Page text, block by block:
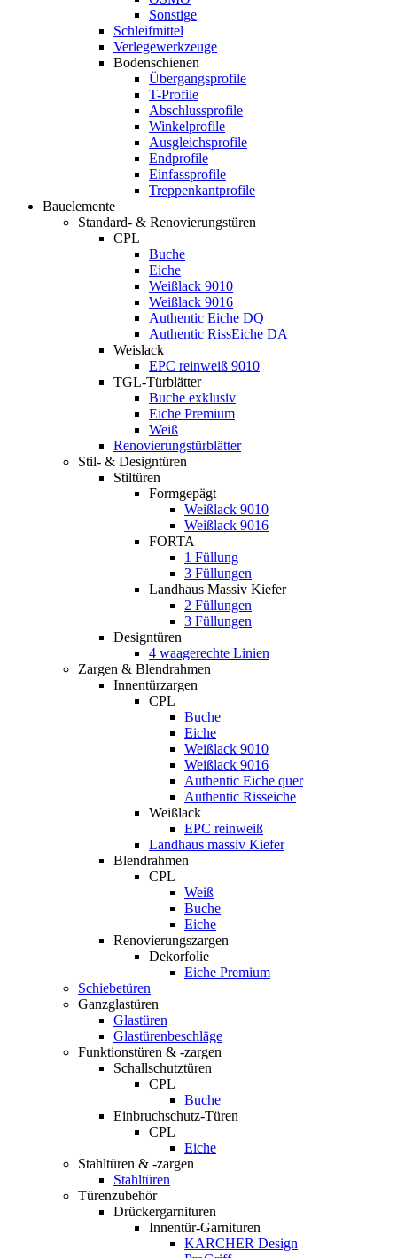
Sonstige
Schleifmittel
Verlegewerkzeuge
Bodenschienen
Übergangsprofile
T-Profile
Abschlussprofile
Winkelprofile
Ausgleichsprofile
Endprofile
Einfassprofile
Treppenkantprofile
Bauelemente
Standard- & Renovierungstüren
CPL
Buche
Eiche
Weißlack 9010
Weißlack 9016
Authentic Eiche DQ
Authentic RissEiche DA
Weislack
EPC reinweiß 9010
TGL-Türblätter
Buche exklusiv
Eiche Premium
Weiß
Renovierungstürblätter
Stil- & Designtüren
Stiltüren
Formgepägt
Weißlack 9010
Weißlack 9016
FORTA
1 Füllung
3 Füllungen
Landhaus Massiv Kiefer
2 Füllungen
3 Füllungen
Designtüren
4 waagerechte Linien
Zargen & Blendrahmen
Innentürzargen
CPL
Buche
Eiche
Weißlack 9010
Weißlack 9016
Authentic Eiche quer
Authentic Risseiche
Weißlack
EPC reinweiß
Landhaus massiv Kiefer
Blendrahmen
CPL
Weiß
Buche
Eiche
Renovierungszargen
Dekorfolie
Eiche Premium
Schiebetüren
Ganzglastüren
Glastüren
Glastürenbeschläge
Funktionstüren & -zargen
Schallschutztüren
CPL
Buche
Einbruchschutz-Türen
CPL
Eiche
Stahltüren & -zargen
Stahltüren
Türenzubehör
Drückergarnituren
Innentür-Garnituren
KARCHER Design